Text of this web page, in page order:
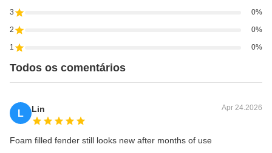
3 0%
2 0%
1 0%
Todos os comentários
L Lin Apr 24.2026
Foam filled fender still looks new after months of use